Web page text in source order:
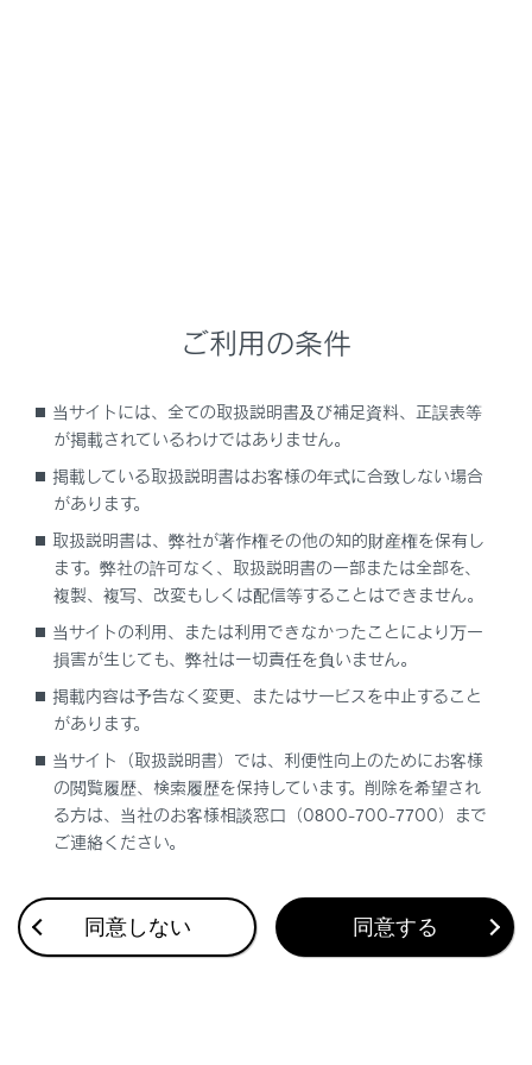
ハンズフリー電話が故障したとお考えになる前
に
合わせて見られているページ
VICS・交通情報
付録
ナビゲーション設定
このページは役に立ちましたか？
ご利用の条件
当サイトには、全ての取扱説明書及び補足資料、正誤表等
が掲載されているわけではありません。
掲載している取扱説明書はお客様の年式に合致しない場合
があります。
取扱説明書は、弊社が著作権その他の知的財産権を保有し
ます。弊社の許可なく、取扱説明書の一部または全部を、
複製、複写、改変もしくは配信等することはできません。
当サイトの利用、または利用できなかったことにより万一
損害が生じても、弊社は一切責任を負いません。
掲載内容は予告なく変更、またはサービスを中止すること
があります。
当サイト（取扱説明書）では、利便性向上のためにお客様
の閲覧履歴、検索履歴を保持しています。削除を希望され
る方は、当社のお客様相談窓口（0800-700-7700）まで
ご連絡ください。
同意しない 同意する